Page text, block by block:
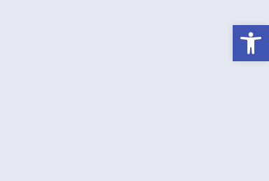
פתח סרגל נגישות